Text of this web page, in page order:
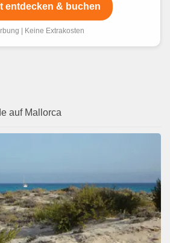
entdecken & buchen
| Keine Extrakosten
auf Mallorca